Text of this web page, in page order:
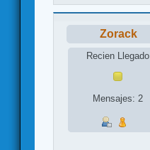
Zorack
Recien Llegado
Mensajes: 2